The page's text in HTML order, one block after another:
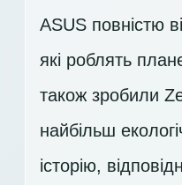
ASUS повністю
які роблять
також зробили
найбільш
історію,